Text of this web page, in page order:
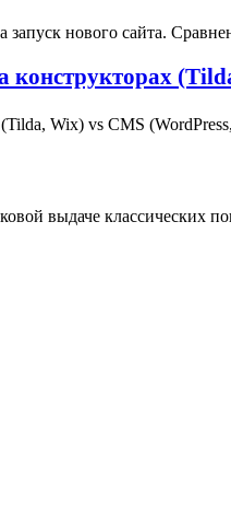
нового сайта.
конструкторах
Wix) vs CMS
выдаче классических